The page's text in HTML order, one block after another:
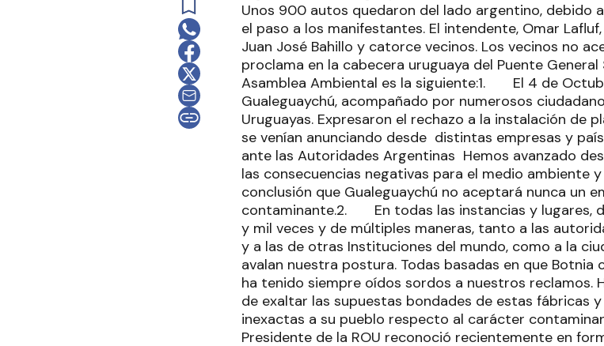
Unos 900 autos quedaron del lado argentino, debido
el paso a los manifestantes. El intendente, Omar
Juan José Bahillo y catorce vecinos. Los vecinos no
proclama en la cabecera uruguaya del Puente
Asamblea Ambiental es la siguiente:1. El 4 de
Gualeguaychú, acompañado por numerosos
Uruguayas. Expresaron el rechazo a la instalación de
se venían anunciando desde distintas empresas y
ante las Autoridades Argentinas Hemos avanzado
las consecuencias negativas para el medio ambiente
conclusión que Gualeguaychú no aceptará nunca un
contaminante.2. En todas las instancias y lugares,
y mil veces y de múltiples maneras, tanto a las
y a las de otras Instituciones del mundo, como a la
avalan nuestra postura. Todas basadas en que
ha tenido siempre oídos sordos a nuestros reclamos.
de exaltar las supuestas bondades de estas fábricas
inexactas a su pueblo respecto al carácter
Presidente de la ROU reconoció recientemente en